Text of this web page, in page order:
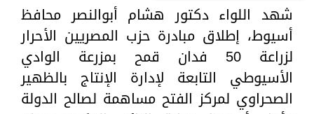
شهد اللواء دكتور هشام أبوالنصر محافظ
أسيوط، إطلاق مبادرة حزب المصريين الأحرار
لزراعة 50 فدان قمح بمزرعة الوادي
الأسيوطي التابعة لإدارة الإنتاج بالظهير
الصحراوي لمركز الفتح مساهمة لصالح الدولة